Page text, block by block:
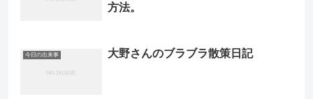
方法。
今日の出来事 大野さんのブラブラ散策日記